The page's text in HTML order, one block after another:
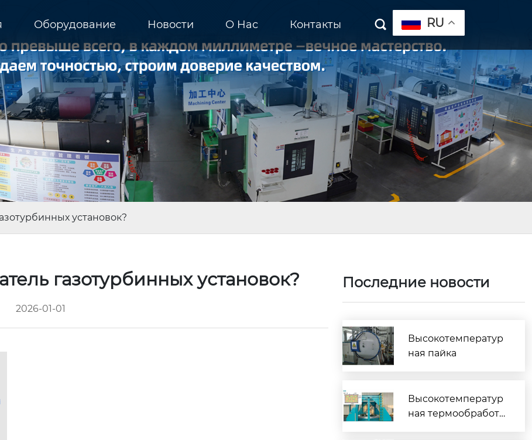
Оборудование Новости О Hас Контакты  RU
установок?
газотурбинных установок?
2026-01-01
Последние новости
Высокотемператур
ная пайка
Высокотемператур
ная термообработк